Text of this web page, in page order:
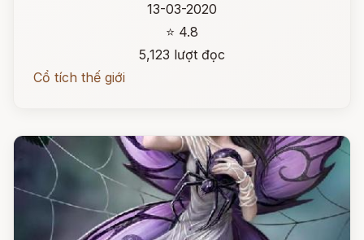
13-03-2020
⭐ 4.8
5,123 lượt đọc
Cổ tích thế giới